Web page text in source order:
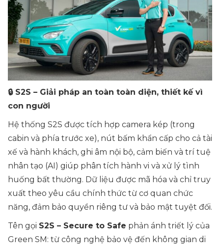
🔒 S2S – Giải pháp an toàn toàn diện, thiết kế vì
con người
Hệ thống S2S được tích hợp camera kép (trong
cabin và phía trước xe), nút bấm khẩn cấp cho cả tài
xế và hành khách, ghi âm nội bộ, cảm biến và trí tuệ
nhân tạo (AI) giúp phân tích hành vi và xử lý tình
huống bất thường. Dữ liệu được mã hóa và chỉ truy
xuất theo yêu cầu chính thức từ cơ quan chức
năng, đảm bảo quyền riêng tư và bảo mật tuyệt đối.
Tên gọi S2S – Secure to Safe phản ánh triết lý của
Green SM: từ công nghệ bảo vệ đến không gian di